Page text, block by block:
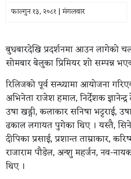
फाल्गुन १३, २०८१ | मंगलवार
बुधबारदेखि प्रदर्शनमा आउन लागेको
सोमबार बेलुका प्रिमियर शो सम्पन्न
रिलिजको पूर्व सन्ध्यामा आयोजना
अभिनेता राजेश हमाल, निर्देशक
उषा खड्गी, कलाकार सनिषा भट्टराई,
ढकाल लगायत पुगेका थिए । यस्तै,
दीपिका प्रसाई, प्रशान्त ताम्राकार,
राजाराम पौडेल, अन्शु महर्जन, नव-
थिए ।